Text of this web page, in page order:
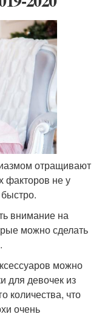
отращивают
факторов не у
внимание на
можно сделать
можно
для девочек из
количества, что
очень